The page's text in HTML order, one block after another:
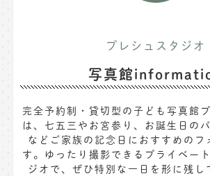
プレシュスタジオ
写真館
完全予約制・貸切型の子ども写真館
は、七五三やお宮参り、お誕生日の
などご家族の記念日におすすめのフ
す。ゆったり撮影できるプライベー
ジオで、ぜひ特別な一日を形に残し